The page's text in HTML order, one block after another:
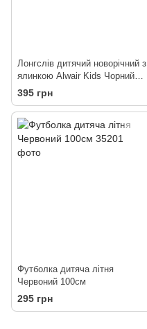
Лонгслів дитячий новорічний з
ялинкою Alwair Kids Чорний
86-92
395 грн
Футболка дитяча літня
Червоний 100см
295 грн